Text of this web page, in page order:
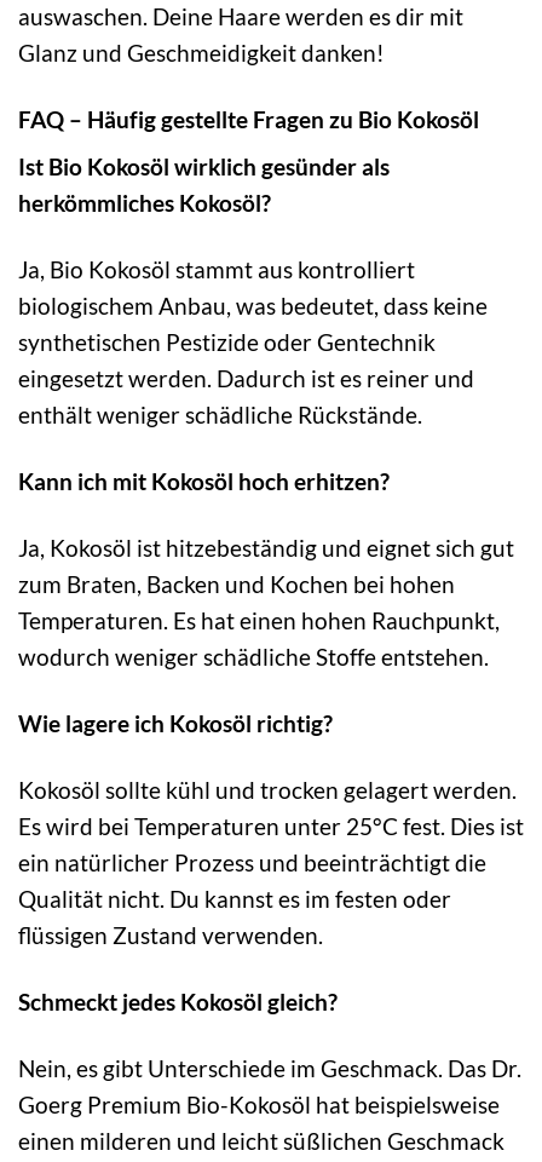
auswaschen. Deine Haare werden es dir mit
Glanz und Geschmeidigkeit danken!
FAQ – Häufig gestellte Fragen zu Bio Kokosöl
Ist Bio Kokosöl wirklich gesünder als
herkömmliches Kokosöl?
Ja, Bio Kokosöl stammt aus kontrolliert
biologischem Anbau, was bedeutet, dass keine
synthetischen Pestizide oder Gentechnik
eingesetzt werden. Dadurch ist es reiner und
enthält weniger schädliche Rückstände.
Kann ich mit Kokosöl hoch erhitzen?
Ja, Kokosöl ist hitzebeständig und eignet sich gut
zum Braten, Backen und Kochen bei hohen
Temperaturen. Es hat einen hohen Rauchpunkt,
wodurch weniger schädliche Stoffe entstehen.
Wie lagere ich Kokosöl richtig?
Kokosöl sollte kühl und trocken gelagert werden.
Es wird bei Temperaturen unter 25°C fest. Dies ist
ein natürlicher Prozess und beeinträchtigt die
Qualität nicht. Du kannst es im festen oder
flüssigen Zustand verwenden.
Schmeckt jedes Kokosöl gleich?
Nein, es gibt Unterschiede im Geschmack. Das Dr.
Goerg Premium Bio-Kokosöl hat beispielsweise
einen milderen und leicht süßlichen Geschmack